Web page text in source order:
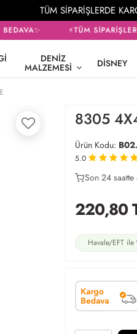
TÜM SİPARİŞLERDE
⚡TÜM
DENIZ
MALZEMESI DISNEY
8305
Ürün Kodu:
5.0
19
Son 24 saatte
220,80
Havale/EFT ile